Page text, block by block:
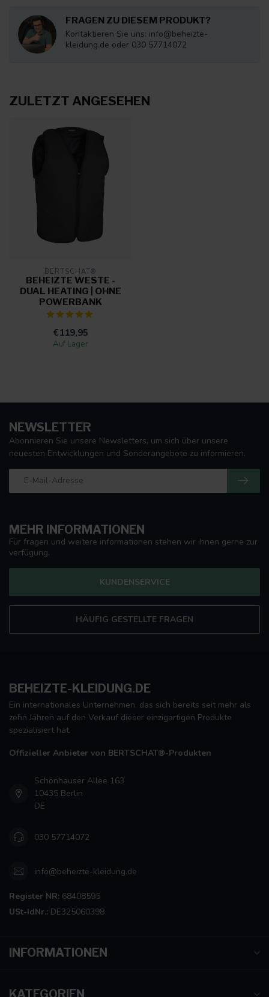
FRAGEN ZU DIESEM PRODUKT?
Kontaktieren Sie uns: info@beheizte-
kleidung.de oder 030 57714072
ZULETZT ANGESEHEN
BERTSCHAT®
BEHEIZTE WESTE -
DUAL HEATING | OHNE
POWERBANK
€119,95
Auf Lager
MEHR INFORMATIONEN
Für fragen und weitere informationen stehen wir ihnen gerne zur
verfügung.
KUNDENSERVICE
HÄUFIG GESTELLTE FRAGEN
NEWSLETTER
Abonnieren Sie unsere Newsletters, um sich über unsere
neuesten Entwicklungen und Sonderangebote zu informieren.
BEHEIZTE-KLEIDUNG.DE
Ein internationales Unternehmen, das sich bereits seit mehr als
zehn Jahren auf den Verkauf dieser einzigartigen Produkte
spezialisiert hat.
Offizieller Anbieter von BERTSCHAT®-Produkten
Schönhauser Allee 163
10435 Berlin
DE
030 57714072
info@beheizte-kleidung.de
Register NR: 68408595
USt-IdNr.: DE325060398
INFORMATIONEN